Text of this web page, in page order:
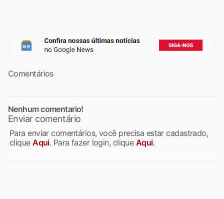
Comentários
Nenhum comentario!
Enviar comentário
Para enviar comentários, você precisa estar cadastrado,
cliqueAqui. Para fazer login, clique Aqui.